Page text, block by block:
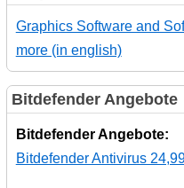
Graphics Software and
more (in english)
Bitdefender Angebote
Bitdefender Angebote:
Bitdefender Antivirus